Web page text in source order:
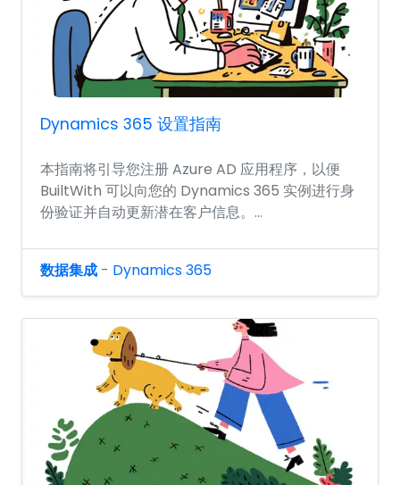
Dynamics 365 设置指南
本指南将引导您注册 Azure AD 应用程序，以便
BuiltWith 可以向您的 Dynamics 365 实例进行身
份验证并自动更新潜在客户信息。...
数据集成 - Dynamics 365